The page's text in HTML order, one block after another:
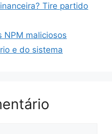
Tire partido
NPM maliciosos
e do sistema